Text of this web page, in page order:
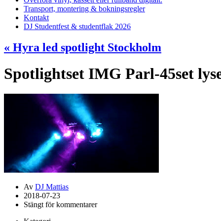
Transport, montering & bokningsregler
Kontakt
DJ Studentfest & studentflak 2026
« Hyra led spotlight Stockholm
Spotlightset IMG Parl-45set
Av DJ Mattias
2018-07-23
Stängt för kommentarer